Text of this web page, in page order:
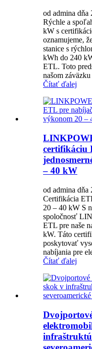
od admina dňa
Rýchle a
kW s
oznamujeme,
stanice s
kWh do 240
ETL. Toto
našom
Čítať ďalej
certifikáciu
– 40 kW
od admina dňa
Certifikácia
20 – 40 kW S
spoločnosť
ETL pre naše
kW. Táto
poskytovať
nabíjania pre
Čítať ďalej